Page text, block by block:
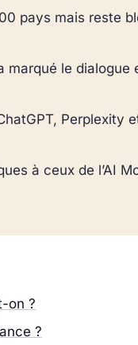
pays mais reste
marqué le
à ceux de l’AI
on ?
?